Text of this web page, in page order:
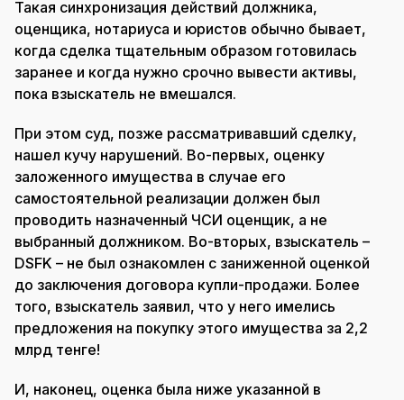
Такая синхронизация действий должника,
оценщика, нотариуса и юристов обычно бывает,
когда сделка тщательным образом готовилась
заранее и когда нужно срочно вывести активы,
пока взыскатель не вмешался.
При этом суд, позже рассматривавший сделку,
нашел кучу нарушений. Во-первых, оценку
заложенного имущества в случае его
самостоятельной реализации должен был
проводить назначенный ЧСИ оценщик, а не
выбранный должником. Во-вторых, взыскатель –
DSFK – не был ознакомлен с заниженной оценкой
до заключения договора купли-продажи. Более
того, взыскатель заявил, что у него имелись
предложения на покупку этого имущества за 2,2
млрд тенге!
И, наконец, оценка была ниже указанной в